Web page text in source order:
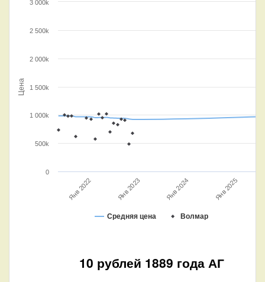
Цена
Средняя цена Волмар
Янв 2022 Янв 2023 Янв 2024 Янв 2025
0
500k
1 000k
1 500k
2 000k
2 500k
3 000k
10 рублей 1889 года АГ